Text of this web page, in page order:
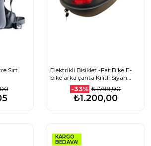
Sırt
Elektrikli Bisiklet -Fat Bike E-
bike arka çanta Kilitli Siyah
Kilitli e-bike port çanta 19 litre
-33% ₺1.799,90
₺1.200,00
KARGO
BEDAVA!